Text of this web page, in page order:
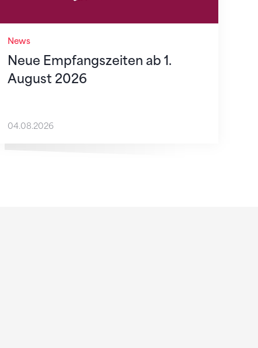
News
Neue Empfangszeiten ab 1.
August 2026
04.08.2026